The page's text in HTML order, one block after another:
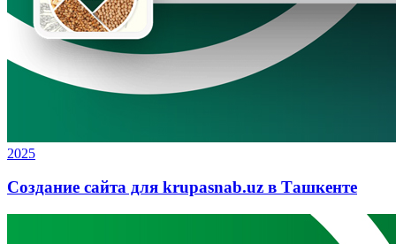
2025
Создание сайта для krupasnab.uz в Ташкенте